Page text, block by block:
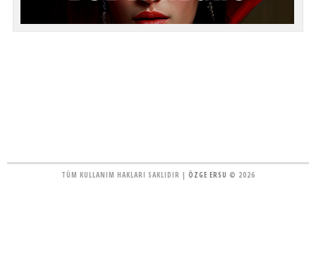
TÜM KULLANIM HAKLARI SAKLIDIR | ÖZGE ERSU © 2026